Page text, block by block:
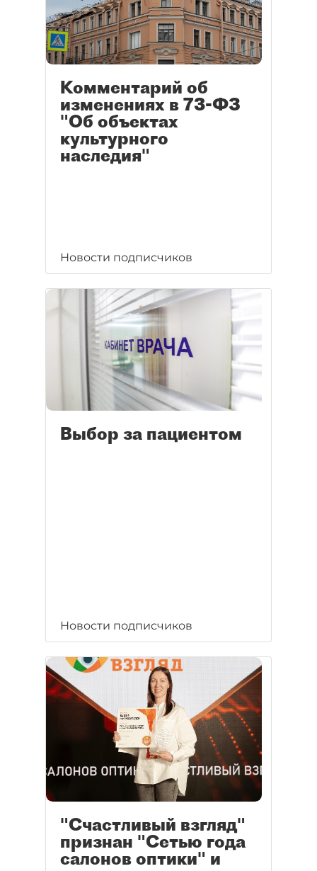
Комментарий об
изменениях в 73-ФЗ
"Об объектах
культурного
наследия"
Новости подписчиков
Выбор за пациентом
Новости подписчиков
"Счастливый взгляд"
признан "Сетью года
салонов оптики" и